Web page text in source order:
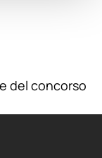
del concorso